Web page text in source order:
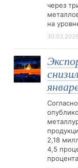
через
на
30.03.2026
2,18
4,5